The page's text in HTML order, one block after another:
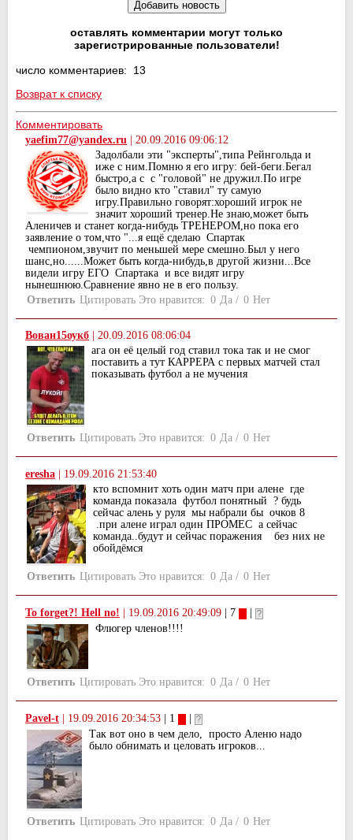
оставлять комментарии могут только
зарегистрированные пользователи!
число комментариев: 13
Возврат к списку
Комментировать
yaefim77@yandex.ru | 20.09.2016 09:06:12
Задолбали эти "эксперты",типа Рейнгольда и
иже с ним.Помню я его игру: бей-беги.Бегал
быстро,а с с "головой" не дружил.По игре
было видно кто "ставил" ту самую
игру.Правильно говорят:хороший игрок не
значит хороший тренер.Не знаю,может быть
Аленичев и станет когда-нибудь ТРЕНЕРОМ,но пока его
заявление о том,что "...я ещё сделаю Спартак
чемпионом,звучит по меньшей мере смешно.Был у него
шанс,но......Может быть когда-нибудь,в другой жизни...Все
видели игру ЕГО Спартака и все видят игру
нынешнюю.Сравнение явно не в его пользу.
Ответить Цитировать Это нравится: 0 Да / 0 Нет
Вован15оукб
20.09.2016 08:06:04
ага он её целый год ставил тока так и не смог
поставить а тут КАРРЕРА с первых матчей стал
показывать футбол а не мучения
Ответить Цитировать Это нравится: 0 Да / 0 Нет
eresha
19.09.2016 21:53:40
кто вспомнит хоть один матч при алене где
команда показала футбол понятный ? будь
сейчас алень у руля мы набрали бы очков 8
.при алене играл один ПРОМЕС а сейчас
команда..будут и сейчас поражения без них не
обойдёмся
Ответить Цитировать Это нравится: 0 Да / 0 Нет
To forget?! Hell no! 19.09.2016 20:49:09 | 7
Флюгер членов!!!!
Ответить Цитировать Это нравится: 0 Да / 0 Нет
Pavel-t 19.09.2016 20:34:53 | 1
Так вот оно в чем дело, просто Аленю надо
было обнимать и целовать игроков...
Ответить Цитировать Это нравится: 0 Да / 0 Нет